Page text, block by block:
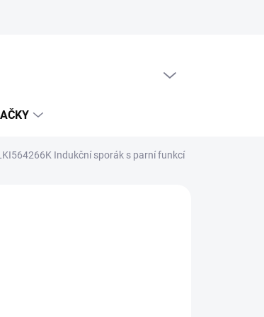
Indukční sporák s parní funkcí